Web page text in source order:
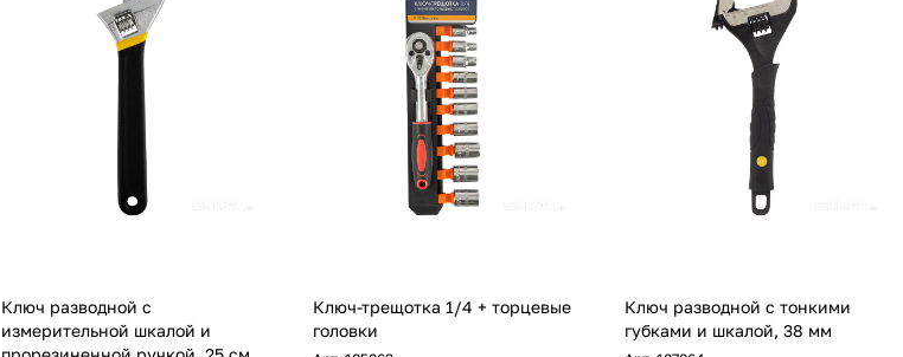
Ключ разводной с
измерительной шкалой и
Ключ-трещотка 1/4 + торцевые
головки
Ключ разводной с тонкими
губками и шкалой, 38 мм